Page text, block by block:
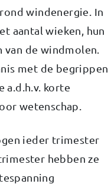
windenergie. In
aantal wieken, hun
de windmolen.
met de begrippen
a.d.h.v. korte
wetenschap.
ieder trimester
hebben ze